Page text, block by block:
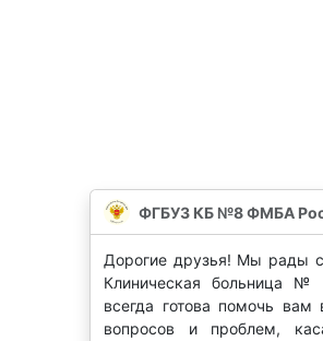
ФГБУЗ КБ №8 ФМБА
Дорогие друзья! Мы рады
Клиническая больница
всегда готова помочь
вопросов и проблем,